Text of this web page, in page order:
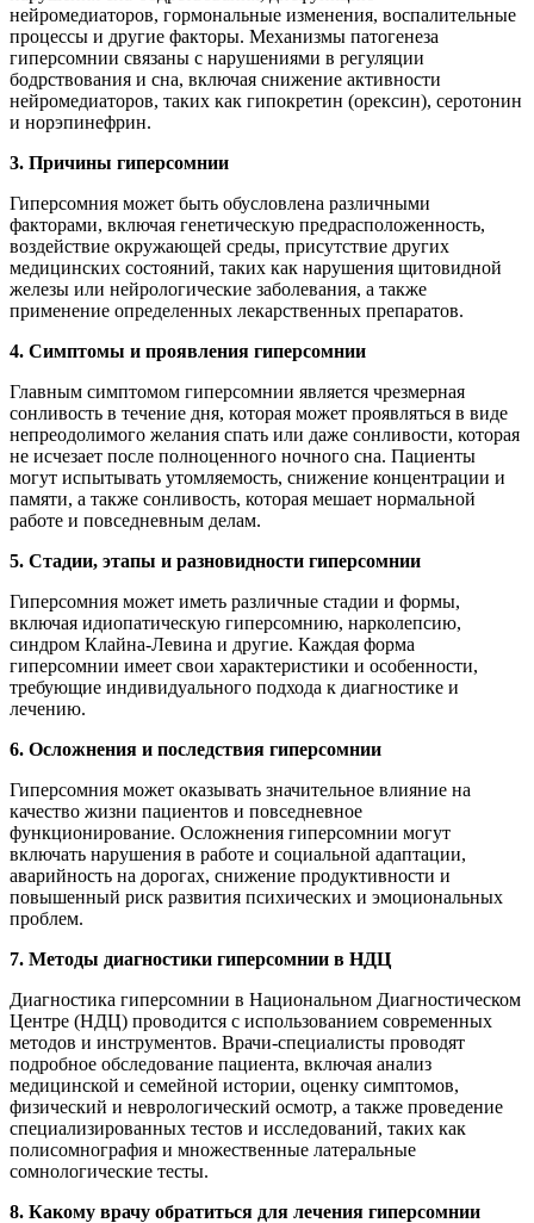
нейромедиаторов, гормональные изменения, воспалительные
процессы и другие факторы. Механизмы патогенеза
гиперсомнии связаны с нарушениями в регуляции
бодрствования и сна, включая снижение активности
нейромедиаторов, таких как гипокретин (орексин), серотонин
и норэпинефрин.
3. Причины гиперсомнии
Гиперсомния может быть обусловлена различными
факторами, включая генетическую предрасположенность,
воздействие окружающей среды, присутствие других
медицинских состояний, таких как нарушения щитовидной
железы или нейрологические заболевания, а также
применение определенных лекарственных препаратов.
4. Симптомы и проявления гиперсомнии
Главным симптомом гиперсомнии является чрезмерная
сонливость в течение дня, которая может проявляться в виде
непреодолимого желания спать или даже сонливости, которая
не исчезает после полноценного ночного сна. Пациенты
могут испытывать утомляемость, снижение концентрации и
памяти, а также сонливость, которая мешает нормальной
работе и повседневным делам.
5. Стадии, этапы и разновидности гиперсомнии
Гиперсомния может иметь различные стадии и формы,
включая идиопатическую гиперсомнию, нарколепсию,
синдром Клайна-Левина и другие. Каждая форма
гиперсомнии имеет свои характеристики и особенности,
требующие индивидуального подхода к диагностике и
лечению.
6. Осложнения и последствия гиперсомнии
Гиперсомния может оказывать значительное влияние на
качество жизни пациентов и повседневное
функционирование. Осложнения гиперсомнии могут
включать нарушения в работе и социальной адаптации,
аварийность на дорогах, снижение продуктивности и
повышенный риск развития психических и эмоциональных
проблем.
7. Методы диагностики гиперсомнии в НДЦ
Диагностика гиперсомнии в Национальном Диагностическом
Центре (НДЦ) проводится с использованием современных
методов и инструментов. Врачи-специалисты проводят
подробное обследование пациента, включая анализ
медицинской и семейной истории, оценку симптомов,
физический и неврологический осмотр, а также проведение
специализированных тестов и исследований, таких как
полисомнография и множественные латеральные
сомнологические тесты.
8. Какому врачу обратиться для лечения гиперсомнии